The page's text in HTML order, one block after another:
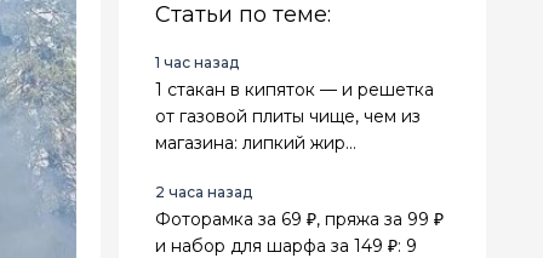
Статьи по теме:
1 час назад
1 стакан в кипяток — и решетка
от газовой плиты чище, чем из
магазина: липкий жир
2 часа назад
Фоторамка за 69 ₽, пряжа за 99 ₽
и набор для шарфа за 149 ₽: 9